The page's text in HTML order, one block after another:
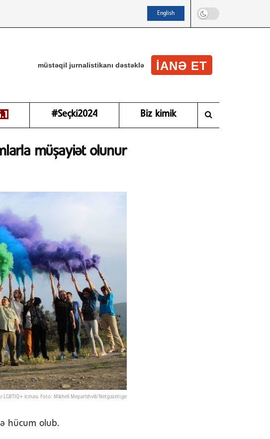
English
müstəqil jurnalistikanı dəstəklə IANƏ ET
#Seçki2024 Biz kimik
müşayiət olunur
LGBTIQ+ icması. Foto: Mikheil Meparishvili/Netgazeti.ge
hücum olub.